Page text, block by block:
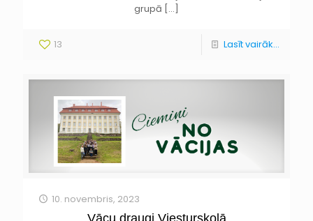
grupā […]
13 Lasīt vairāk...
10. novembris, 2023